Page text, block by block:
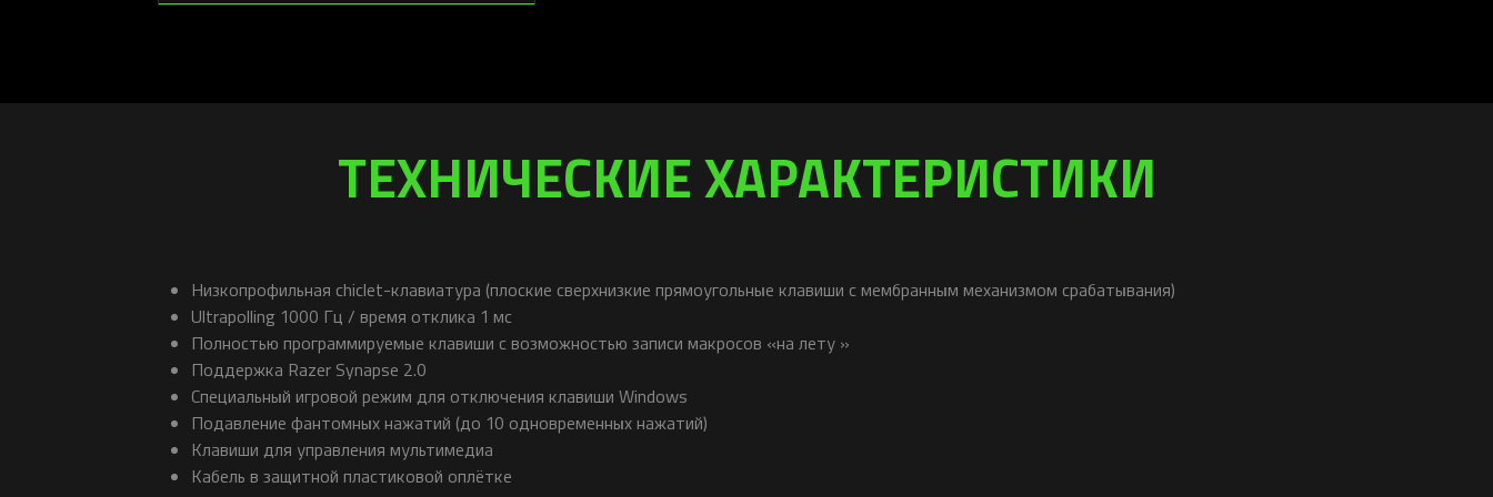
ТЕХНИЧЕСКИЕ ХАРАКТЕРИСТИКИ
Низкопрофильная chiclet-клавиатура (плоские сверхнизкие прямоугольные клавиши с мембранным механизмом срабатывания)
Ultrapolling 1000 Гц / время отклика 1 мс
Полностью программируемые клавиши с возможностью записи макросов «на лету »
Поддержка Razer Synapse 2.0
Специальный игровой режим для отключения клавиши Windows
Подавление фантомных нажатий (до 10 одновременных нажатий)
Клавиши для управления мультимедиа
Кабель в защитной пластиковой оплётке